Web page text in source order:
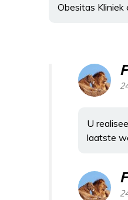
Obesitas
U
laatste